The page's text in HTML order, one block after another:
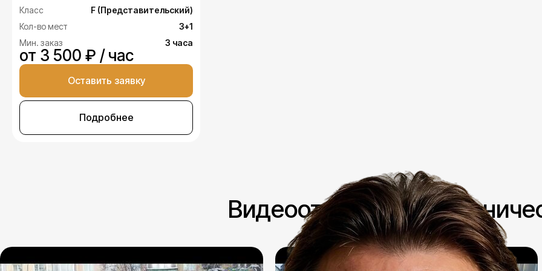
Класс
F (Представительский)
Кол-во мест
3+1
Мин. заказ
3 часа
от 3 500 ₽ / час
Оставить заявку
Подробнее
[ Отзывы ]
Видеоотзывы о